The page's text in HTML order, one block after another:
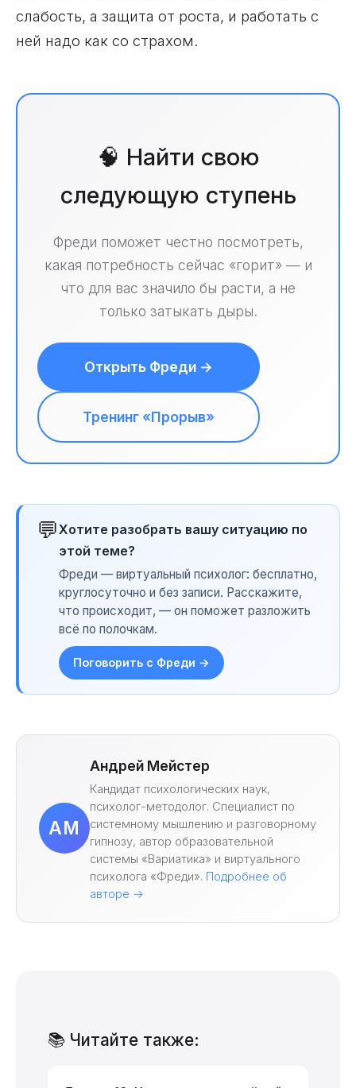
слабость, а защита от роста, и работать с
ней надо как со страхом.
🧠 Найти свою
следующую ступень
Фреди поможет честно посмотреть,
какая потребность сейчас «горит» — и
что для вас значило бы расти, а не
только затыкать дыры.
Открыть Фреди →
Тренинг «Прорыв»
💬Хотите разобрать вашу ситуацию по
этой теме?
Фреди — виртуальный психолог: бесплатно,
круглосуточно и без записи. Расскажите,
что происходит, — он поможет разложить
всё по полочкам.
Поговорить с Фреди →
АМ
Андрей Мейстер
Кандидат психологических наук,
психолог-методолог. Специалист по
системному мышлению и разговорному
гипнозу, автор образовательной
системы «Вариатика» и виртуального
психолога «Фреди». Подробнее об
авторе →
📚 Читайте также: